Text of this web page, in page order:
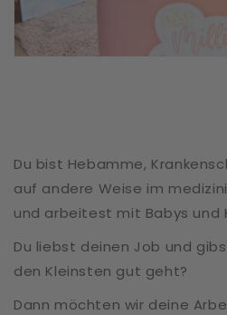
Du bist Hebamme,
auf andere Weise im
und arbeitest mit Babys und
Du liebst deinen Job und
den Kleinsten gut geht?
Dann möchten wir deine